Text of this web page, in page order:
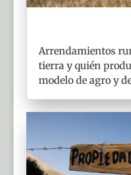
Arrendamientos
tierra y quién
modelo de agro y